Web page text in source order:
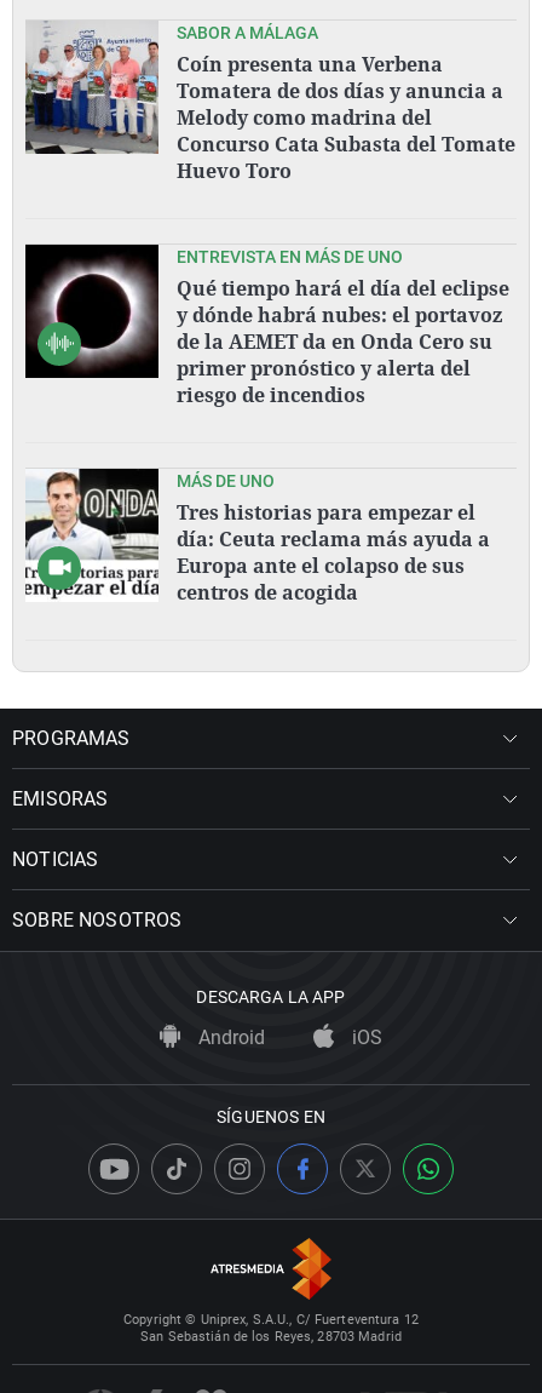
SABOR A MÁLAGA
Coín presenta una Verbena
Tomatera de dos días y anuncia a
Melody como madrina del
Concurso Cata Subasta del Tomate
Huevo Toro
ENTREVISTA EN MÁS DE UNO
Qué tiempo hará el día del eclipse
y dónde habrá nubes: el portavoz
de la AEMET da en Onda Cero su
primer pronóstico y alerta del
riesgo de incendios
MÁS DE UNO
Tres historias para empezar el
día: Ceuta reclama más ayuda a
Europa ante el colapso de sus
centros de acogida
PROGRAMAS
EMISORAS
NOTICIAS
SOBRE NOSOTROS
DESCARGA LA APP
Android iOS
SÍGUENOS EN
Copyright © Uniprex, S.A.U., C/ Fuerteventura 12
San Sebastián de los Reyes, 28703 Madrid